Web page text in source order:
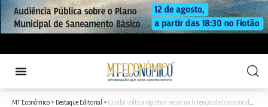
MT Econômico > Destaque Editorial > Cuiabá volta a registrar recuo na Intenção de Consumo das Famílias